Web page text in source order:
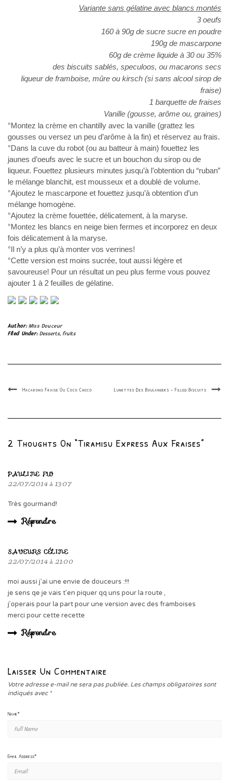
Variante sans gélatine avec blancs montés
3 oeufs
160 à 90g de sucre sucre en poudre
190g de mascarpone
60g de crème liquide à 30 ou 35%
des biscuits sablés, speculoos, ou macarons secs
liqueur de framboise, mûre ou kirsch (si sans alcool sirop de
fraise)
1 barquette de fraises
Vanille (gousse, arôme ou, graines)
°Montez la crème en chantilly avec la vanille (grattez les
gousses ou versez un peu d’arôme à la fin) et réservez au frais.
°Dans la cuve du robot (ou au batteur à main) fouettez les
jaunes d’oeufs avec le sucre et un bouchon du sirop ou de
liqueur. Fouettez plusieurs minutes jusqu’à l’obtention du “ruban”
le mélange blanchit, est mousseux et a doublé de volume.
°Ajoutez le mascarpone et fouettez jusqu’à obtention d’un
mélange homogène.
°Ajoutez la crème fouettée, délicatement, à la maryse.
°Montez les blancs en neige bien fermes et incorporez en deux
fois délicatement à la maryse.
°Il n’y a plus qu’à monter vos verrines!
°Cette version est moins sucrée, tout aussi légère et
savoureuse! Pour un résultat un peu plus ferme vous pouvez
ajouter 1 à 2 feuilles de gélatine.
Author: Miss Douceur
Filed Under: Desserts, fruits
Macarons Fraise Ou Coco Choco Lunettes Des Boulangers – Filled Biscuits
2 Thoughts On “Tiramisu Express Aux Fraises”
PAULINE F.W
22/07/2014 à 13:07
Très gourmand!
Répondre
SAVEURS CÉLINE
22/07/2014 à 21:00
moi aussi j'ai une envie de douceurs :!!!
je sens qe je vais t'en piquer qq uns pour la route ,
j'operais pour la part pour une version avec des framboises
merci pour cette recette
Répondre
Laisser Un Commentaire
Votre adresse e-mail ne sera pas publiée. Les champs obligatoires sont
indiqués avec *
Name*
Email Address*